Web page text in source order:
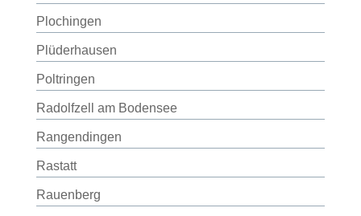
Plochingen
Plüderhausen
Poltringen
Radolfzell am Bodensee
Rangendingen
Rastatt
Rauenberg